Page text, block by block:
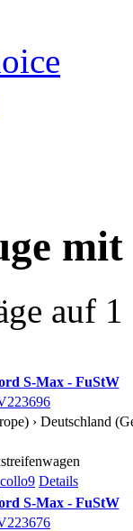
mit
auf
S-Max - FuStW
› Deutschland
Details
S-Max - FuStW